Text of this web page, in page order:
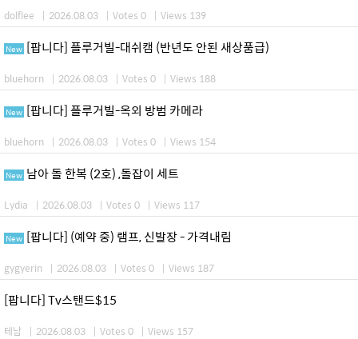
dolflee | 2026.08.03 | Votes 0 | Views 139
New [팝니다] 플루거빌-대쉬캠 (반년도 안된 새상품급)
bluehorn | 2026.08.03 | Votes 0 | Views 188
New [팝니다] 플루거빌-옥외 방범 카메라
bluehorn | 2026.08.03 | Votes 0 | Views 154
New 남아 돌 한복 (2호) ,돌잡이 세트
Lydia | 2026.08.03 | Votes 0 | Views 117
New [팝니다] (예약 중) 램프, 신발장 - 가격내림
gygyerin | 2026.08.03 | Votes 0 | Views 187
[팝니다] Tv스탠드$15
테남 | 2026.08.03 | Votes 0 | Views 157